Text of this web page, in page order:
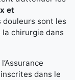
et
douleurs sont les
chirurgie dans
dans le